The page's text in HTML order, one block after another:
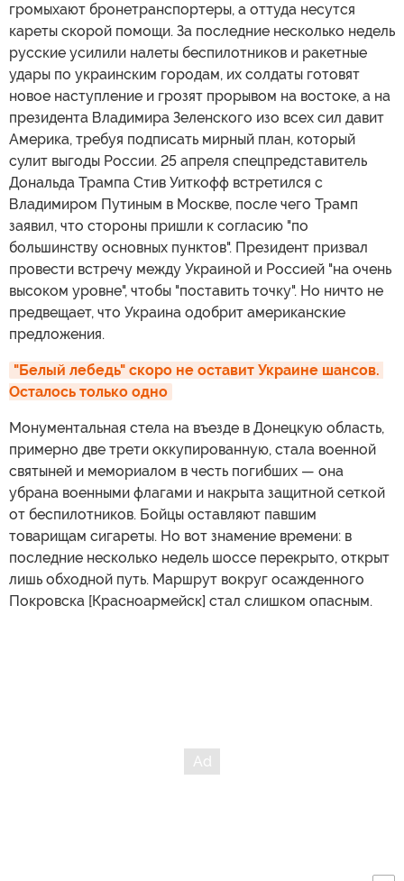
громыхают бронетранспортеры, а оттуда несутся
кареты скорой помощи. За последние несколько недель
русские усилили налеты беспилотников и ракетные
удары по украинским городам, их солдаты готовят
новое наступление и грозят прорывом на востоке, а на
президента Владимира Зеленского изо всех сил давит
Америка, требуя подписать мирный план, который
сулит выгоды России. 25 апреля спецпредставитель
Дональда Трампа Стив Уиткофф встретился с
Владимиром Путиным в Москве, после чего Трамп
заявил, что стороны пришли к согласию "по
большинству основных пунктов". Президент призвал
провести встречу между Украиной и Россией "на очень
высоком уровне", чтобы "поставить точку". Но ничто не
предвещает, что Украина одобрит американские
предложения.
"Белый лебедь" скоро не оставит Украине шансов.
Осталось только одно
Монументальная стела на въезде в Донецкую область,
примерно две трети оккупированную, стала военной
святыней и мемориалом в честь погибших — она
убрана военными флагами и накрыта защитной сеткой
от беспилотников. Бойцы оставляют павшим
товарищам сигареты. Но вот знамение времени: в
последние несколько недель шоссе перекрыто, открыт
лишь обходной путь. Маршрут вокруг осажденного
Покровска [Красноармейск] стал слишком опасным.